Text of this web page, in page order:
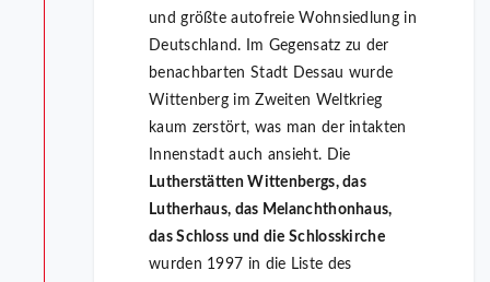
und größte autofreie Wohnsiedlung in
Deutschland. Im Gegensatz zu der
benachbarten Stadt Dessau wurde
Wittenberg im Zweiten Weltkrieg
kaum zerstört, was man der intakten
Innenstadt auch ansieht. Die
Lutherstätten Wittenbergs, das
Lutherhaus, das Melanchthonhaus,
das Schloss und die Schlosskirche
wurden 1997 in die Liste des